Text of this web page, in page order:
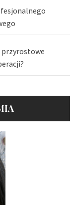
przyrostowe